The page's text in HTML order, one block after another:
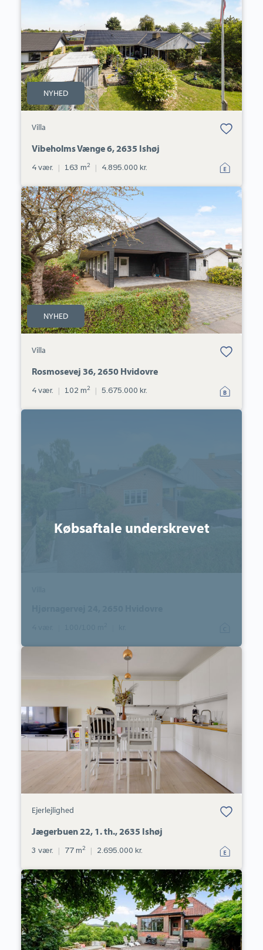
Ishøj
NYHED
Villa
Bolig er gemt
under dine
Vibeholms Vænge 6, 2635 Ishøj
4 vær. | 163 m2 | 4.895.000 kr.
Villa:
Rosmosevej
36,
2650
Hvidovre
NYHED
Villa
Bolig er gemt
under dine
Rosmosevej 36, 2650 Hvidovre
4 vær. | 102 m2 | 5.675.000 kr.
Købsaftale underskrevet
2635
Ishøj
Ejerlejlighed
Bolig er gemt
under dine
Jægerbuen 22, 1. th., 2635 Ishøj
3 vær. | 77 m2 | 2.695.000 kr.
Villa:
Poppel
Alle
3A,
2650
Hvidovre